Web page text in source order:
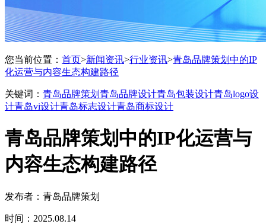
您当前位置： 首页>新闻资讯>行业资讯>青岛品牌策划中的IP
化运营与内容生态构建路径
关键词： 青岛品牌策划 青岛品牌设计青岛包装设计青岛logo设
计青岛vi设计青岛标志设计青岛商标设计
青岛品牌策划中的IP化运营与
内容生态构建路径
发布者：青岛品牌策划
时间：2025.08.14